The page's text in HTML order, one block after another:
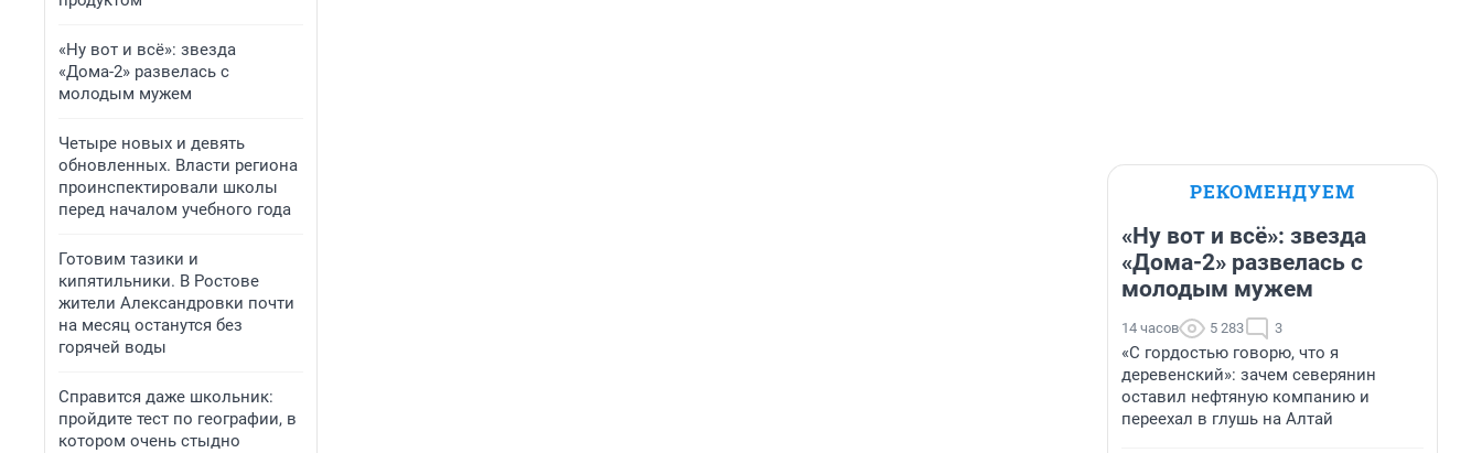
«Ну вот и всё»: звезда
«Дома-2» развелась с
молодым мужем
Четыре новых и девять
обновленных. Власти региона
проинспектировали школы
перед началом учебного года
Готовим тазики и
кипятильники. В Ростове
жители Александровки почти
на месяц останутся без
горячей воды
Справится даже школьник:
пройдите тест по географии, в
котором очень стыдно
РЕКОМЕНДУЕМ
«Ну вот и всё»: звезда
«Дома-2» развелась с
молодым мужем
14 часов 5 283 3
«С гордостью говорю, что я
деревенский»: зачем северянин
оставил нефтяную компанию и
переехал в глушь на Алтай